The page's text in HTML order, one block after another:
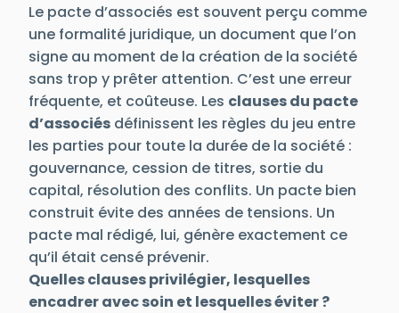
Le pacte d’associés est souvent perçu comme
une formalité juridique, un document que l’on
signe au moment de la création de la société
sans trop y prêter attention. C’est une erreur
fréquente, et coûteuse. Les clauses du pacte
d’associés définissent les règles du jeu entre
les parties pour toute la durée de la société :
gouvernance, cession de titres, sortie du
capital, résolution des conflits. Un pacte bien
construit évite des années de tensions. Un
pacte mal rédigé, lui, génère exactement ce
qu’il était censé prévenir.
Quelles clauses privilégier, lesquelles
encadrer avec soin et lesquelles éviter ?